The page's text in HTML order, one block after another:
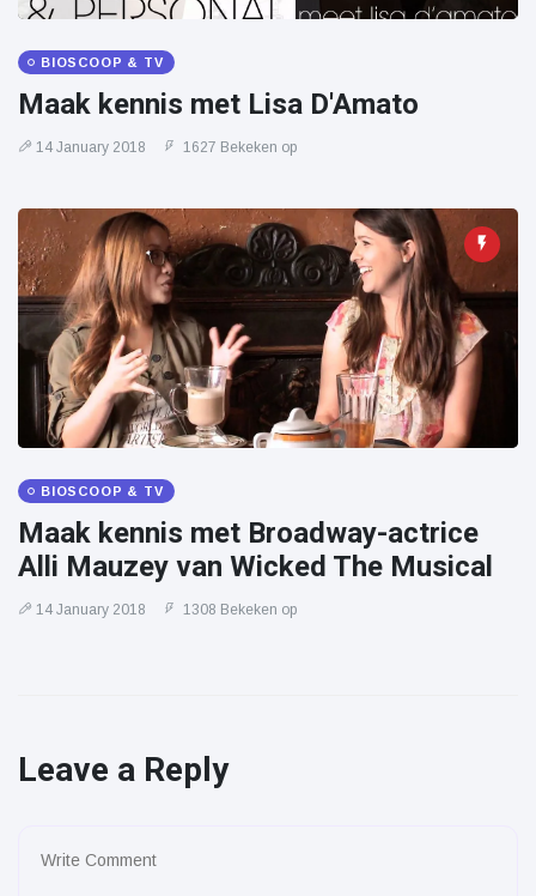
BIOSCOOP & TV
Maak kennis met Lisa D'Amato
14 January 2018 1627 Bekeken op
BIOSCOOP & TV
Maak kennis met Broadway-actrice
Alli Mauzey van Wicked The Musical
14 January 2018 1308 Bekeken op
Leave a Reply